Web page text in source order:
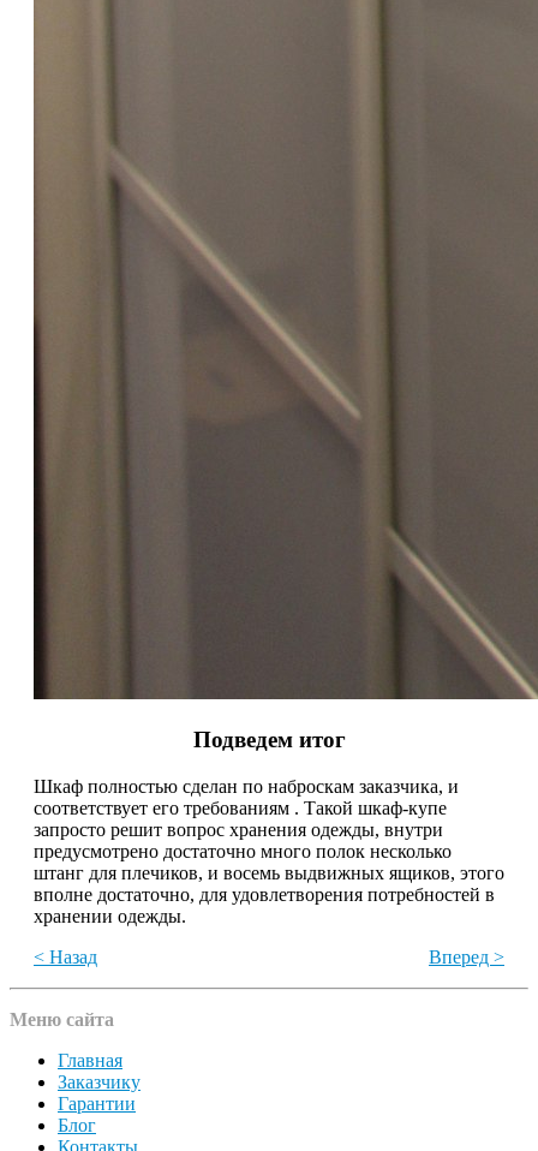
Подведем итог
Шкаф полностью сделан по наброскам заказчика, и
соответствует его требованиям . Такой шкаф-купе
запросто решит вопрос хранения одежды, внутри
предусмотрено достаточно много полок несколько
штанг для плечиков, и восемь выдвижных ящиков, этого
вполне достаточно, для удовлетворения потребностей в
хранении одежды.
< Назад
Вперед >
Меню сайта
Главная
Заказчику
Гарантии
Блог
Контакты